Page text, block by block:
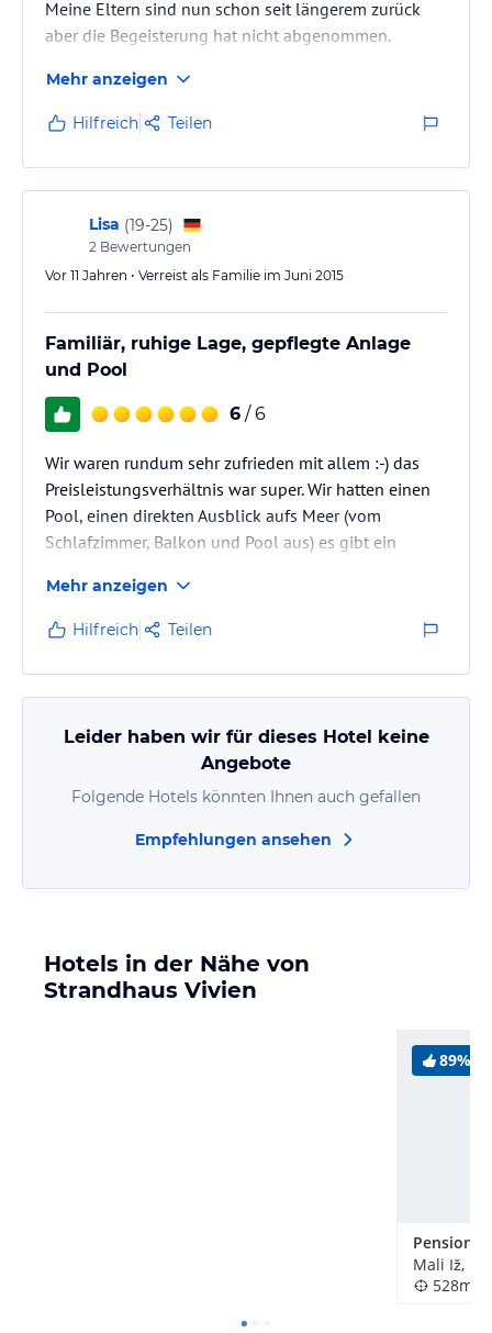
Meine Eltern sind nun schon seit längerem zurück
aber die Begeisterung hat nicht abgenommen.
Aufenthalt haben sie mir bereits per Mail und später
auch persönlich berichtet, dass sie "ein solches
Urlaubswunder" gar nicht erwartet hätten. Über Herr
Baroni und seine freundliche, offene Art konnten sie
nur schwärmen. Die Anlage war perfekt, auch für
meinen Vater, der sich überall frei und selbständig
bewegen konnte - und dass sie alleine sein
konnten…
Mehr anzeigen
Hilfreich Teilen
Lisa (19-25)
2 Bewertungen
Vor 11 Jahren • Verreist als Familie im Juni 2015
Familiär, ruhige Lage, gepflegte Anlage
und Pool
6 / 6
Wir waren rundum sehr zufrieden mit allem :-) das
Preisleistungsverhältnis war super. Wir hatten einen
Pool, einen direkten Ausblick aufs Meer (vom
Schlafzimmer, Balkon und Pool aus) es gibt ein
führsorglich, freundlich und Familiär. Die perfekte
Gelegenheit um sich vom Alltagsstress zu erholen.
Mehr anzeigen
Hilfreich Teilen
Leider haben wir für dieses Hotel keine
Angebote
Folgende Hotels könnten Ihnen auch gefallen
Empfehlungen ansehen
Hotels in der Nähe von
Strandhaus Vivien
89%
Pension
Mali Iž,
528m